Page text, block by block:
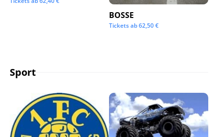
BOSSE
Tickets ab62,50€
Sport